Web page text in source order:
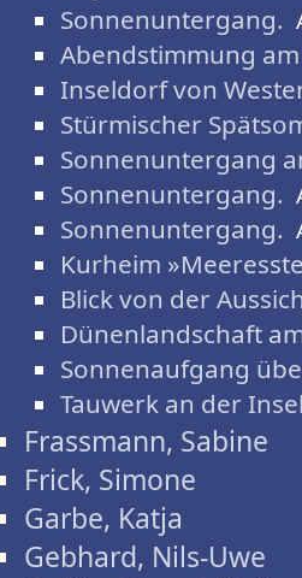
Sonnenuntergang.
Abendstimmung
Inseldorf von
Stürmischer
Sonnenuntergang
Sonnenuntergang.
Sonnenuntergang.
Kurheim
Blick von der
Dünenlandschaft
Sonnenaufgang
Tauwerk an der
Frassmann, Sabine
Frick, Simone
Garbe, Katja
Gebhard, Nils-Uwe